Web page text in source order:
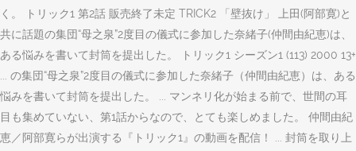
く。 トリック1 第2話 販売終了未定 TRICK2 「壁抜け」 上田(阿部寛)と
共に話題の集団“母之泉”2度目の儀式に参加した奈緒子(仲間由紀恵)は、
ある悩みを書いて封筒を提出した。 トリック1 シーズン1 (113) 2000 13+
... の集団“母之泉”2度目の儀式に参加した奈緒子（仲間由紀恵）は、ある
悩みを書いて封筒を提出した。 ... マンネリ化が始まる前で、世間の耳
目も集めていない、第1話からなので、とても楽しめました。 仲間由紀
恵／阿部寛らが出演する『トリック1』の動画を配信！ ... 封筒を取り上